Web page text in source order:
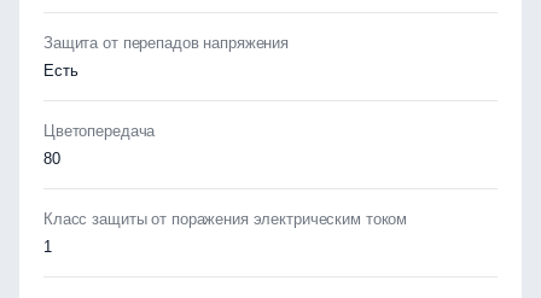
Защита от перепадов напряжения
Есть
Цветопередача
80
Класс защиты от поражения электрическим током
1